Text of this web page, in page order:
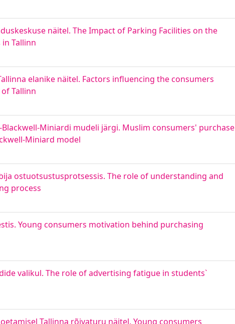
näitel. The Impact of Parking Facilities on the
Tallinn
elanike näitel. Factors influencing the consumers
Tallinn
Miniardi mudeli järgi. Muslim consumers' purchase
Miniard model
ostuotsustusprotsessis. The role of understanding and
process
Young consumers motivation behind purchasing
valikul. The role of advertising fatigue in students`
Tallinna rõivaturu näitel. Young consumers